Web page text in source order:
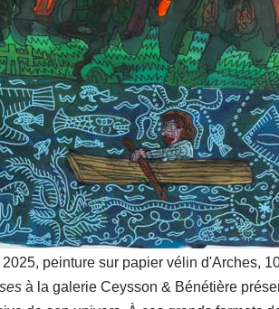
2025, peinture sur papier vélin d'Arches,
à la galerie Ceysson & Bénétière